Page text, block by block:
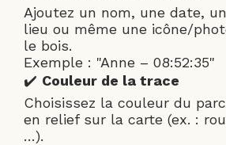
Ajoutez un nom, une date,
lieu ou même une icône/
le bois.
Exemple : "Anne – 08:52:35"
✔️ Couleur de la trace
Choisissez la couleur du
en relief sur la carte (ex. :
…).